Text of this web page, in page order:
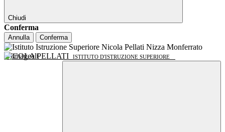
Chiudi
Conferma
Annulla Conferma
NICOLA PELLATI ISTITUTO D'ISTRUZIONE SUPERIORE